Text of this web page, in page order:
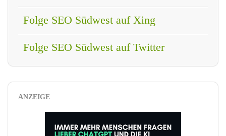
Folge SEO Südwest auf Xing
Folge SEO Südwest auf Twitter
ANZEIGE